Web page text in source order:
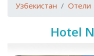
Узбекистан Отели
Hotel